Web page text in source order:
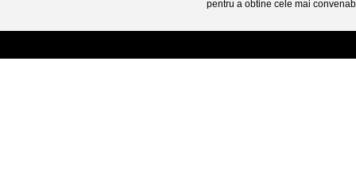
pentru a obtine cele mai